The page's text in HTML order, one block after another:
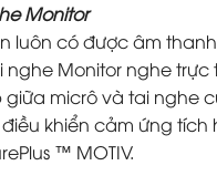
Monitor
luôn có được âm
Monitor nghe trực
giữa micrô và tai nghe
khiển cảm ứng tích
™ MOTIV.